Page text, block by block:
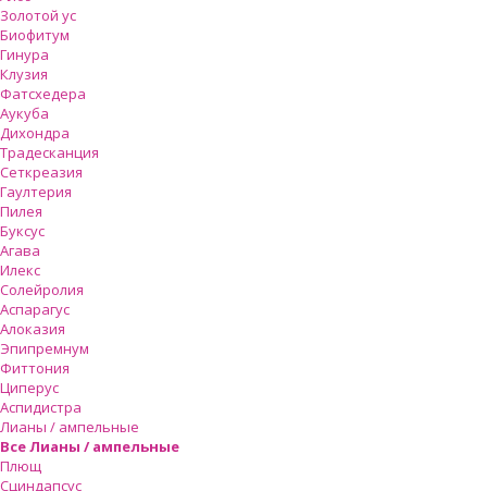
Золотой ус
Биофитум
Гинура
Клузия
Фатсхедера
Аукуба
Дихондра
Традесканция
Сеткреазия
Гаултерия
Пилея
Буксус
Агава
Илекс
Солейролия
Аспарагус
Алоказия
Эпипремнум
Фиттония
Циперус
Аспидистра
Лианы / ампельные
Все Лианы / ампельные
Плющ
Сциндапсус